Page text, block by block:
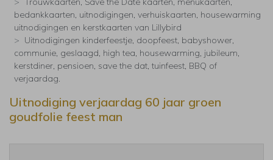
bedankkaarten, uitnodigingen, verhuiskaarten, housewarming
uitnodigingen en kerstkaarten van Lillybird
Uitnodigingen kinderfeestje, doopfeest, babyshower,
communie, geslaagd, high tea, housewarming, jubileum,
kerstdiner, pensioen, save the dat, tuinfeest, BBQ of
verjaardag.
Uitnodiging verjaardag 60 jaar groen
goudfolie feest man